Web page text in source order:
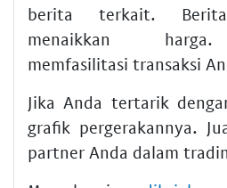
berita terkait.
menaikkan harga.
memfasilitasi transaksi
Jika Anda tertarik
grafik pergerakannya.
partner Anda dalam